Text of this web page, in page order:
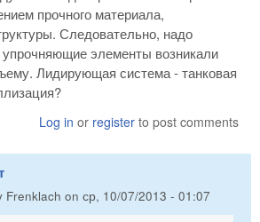
прочного материала,
Следовательно, надо
элементы возникали
Лидирующая система - танковая
Log in or register to post comments
Frenklach on ср, 10/07/2013 - 01:07